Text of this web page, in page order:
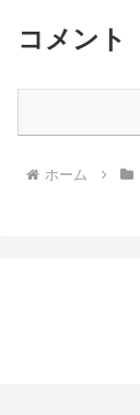
コメント
ホーム